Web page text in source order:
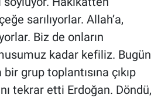
sarılıyorlar. Allah’a,
Biz de onların
kadar kefiliz. Bugün
grup toplantısına çıkıp
tekrar etti Erdoğan. Döndü,